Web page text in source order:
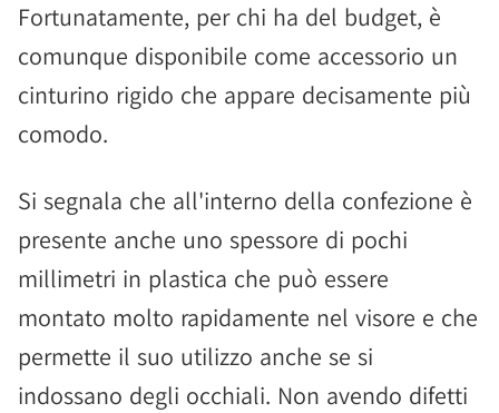
Fortunatamente, per chi ha del budget, è
comunque disponibile come accessorio un
cinturino rigido che appare decisamente più
comodo.
Si segnala che all'interno della confezione è
presente anche uno spessore di pochi
millimetri in plastica che può essere
montato molto rapidamente nel visore e che
permette il suo utilizzo anche se si
indossano degli occhiali. Non avendo difetti